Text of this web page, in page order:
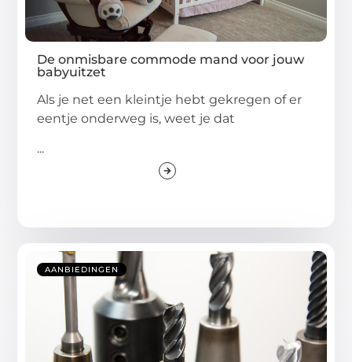
De onmisbare commode mand voor jouw
babyuitzet
Als je net een kleintje hebt gekregen of er
eentje onderweg is, weet je dat
...
AANBIEDINGEN